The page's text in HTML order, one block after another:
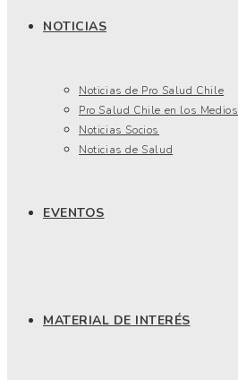
NOTICIAS
Noticias de Pro Salud Chile
Pro Salud Chile en los Medios
Noticias Socios
Noticias de Salud
EVENTOS
MATERIAL DE INTERÉS